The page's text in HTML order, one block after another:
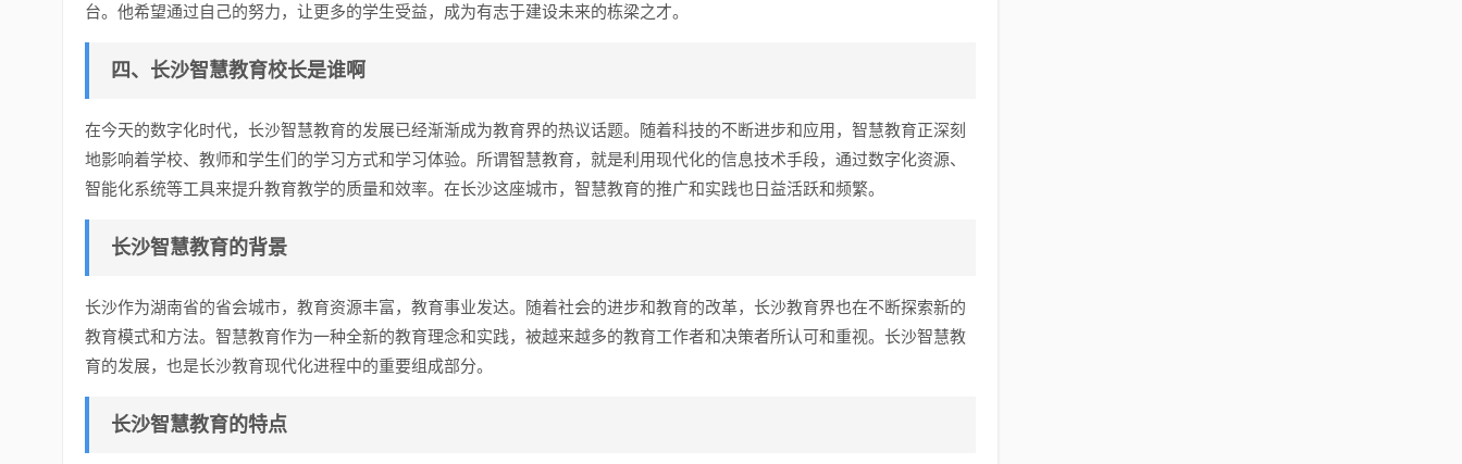
台。他希望通过自己的努力，让更多的学生受益，成为有志于建设未来的栋梁之才。
四、长沙智慧教育校长是谁啊
在今天的数字化时代，长沙智慧教育的发展已经渐渐成为教育界的热议话题。随着科技的不断进步和应用，智慧教育正深刻
地影响着学校、教师和学生们的学习方式和学习体验。所谓智慧教育，就是利用现代化的信息技术手段，通过数字化资源、
智能化系统等工具来提升教育教学的质量和效率。在长沙这座城市，智慧教育的推广和实践也日益活跃和频繁。
长沙智慧教育的背景
长沙作为湖南省的省会城市，教育资源丰富，教育事业发达。随着社会的进步和教育的改革，长沙教育界也在不断探索新的
教育模式和方法。智慧教育作为一种全新的教育理念和实践，被越来越多的教育工作者和决策者所认可和重视。长沙智慧教
育的发展，也是长沙教育现代化进程中的重要组成部分。
长沙智慧教育的特点